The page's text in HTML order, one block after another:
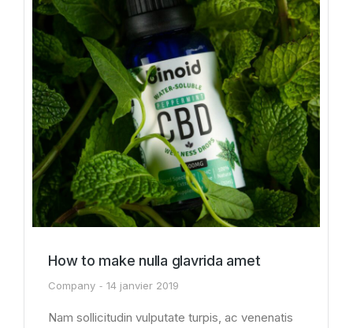
How to make nulla glavrida amet
Company 14 janvier 2019
Nam sollicitudin vulputate turpis, ac venenatis